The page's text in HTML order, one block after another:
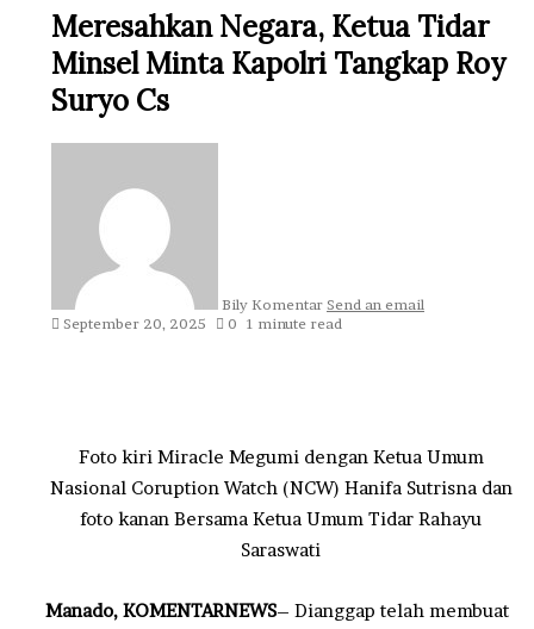
Meresahkan Negara, Ketua Tidar
Minsel Minta Kapolri Tangkap Roy
Suryo Cs
Bily Komentar Send an email
September 20, 2025
0 1 minute read
Foto kiri Miracle Megumi dengan Ketua Umum
Nasional Coruption Watch (NCW) Hanifa Sutrisna dan
foto kanan Bersama Ketua Umum Tidar Rahayu
Saraswati
Manado, KOMENTARNEWS– Dianggap telah membuat